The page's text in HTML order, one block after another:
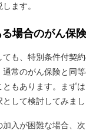
します。
場合のがん保
も、特別条件付契
常のがん保険と同
もあります。まず
して検討してみまし
入が困難な場合、